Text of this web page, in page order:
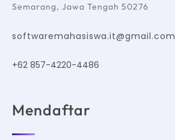
Semarang, Jawa Tengah 50276
softwaremahasiswa.it@gmail.com
+62 857-4220-4486
Mendaftar